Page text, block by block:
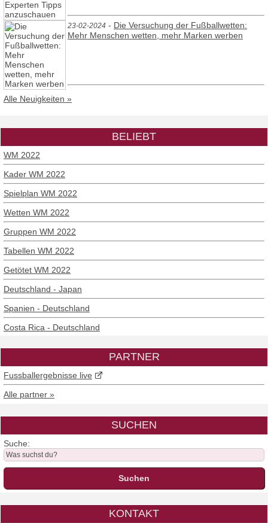
23-02-2024 - Die Versuchung der Fußballwetten:
Mehr Menschen wetten, mehr Marken werben
Alle Neuigkeiten »
BELIEBT
WM 2022
Kader WM 2022
Spielplan WM 2022
Wetten WM 2022
Gruppen WM 2022
Tabellen WM 2022
Getötet WM 2022
Deutschland - Japan
Spanien - Deutschland
Costa Rica - Deutschland
PARTNER
Fussballergebnisse live
Alle partner »
SUCHEN
Suche:
KONTAKT